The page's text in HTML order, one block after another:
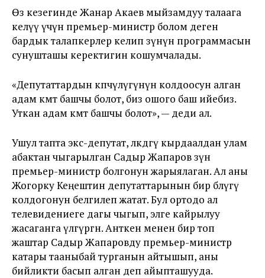
Өз кезегинде Жанар Акаев мыйзамдуу талаага
келүү үчүн премьер-министр болом деген
бардык талапкерлер келип өзүнүн программасын
сунушташы керектигин кошумчалады.
«Депутаттардын көпчүлүгүнүн колдоосун алган
адам өкмөт башчы болот, биз ошого баш ийебиз.
Уткан адам өкмөт башчы болот», — деди ал.
Ушул тапта экс-депутат, өлкөдөгү кырдаалдан улам
абактан чыгарылган Садыр Жапаров өзүн
премьер-министр болгонун жарыялаган. Ал аны
Жогорку Кеңештин депутаттарынын бир бөлүгү
колдогонун белгилеп жатат. Бул ортодо ал
телевидениеге дагы чыгып, элге кайрылуу
жасаганга үлгүргөн. Анткен менен бир топ
жаштар Садыр Жапаровду премьер-министр
катары тааныбай турганын айтышып, аны
бийликти басып алган деп айыпташууда.